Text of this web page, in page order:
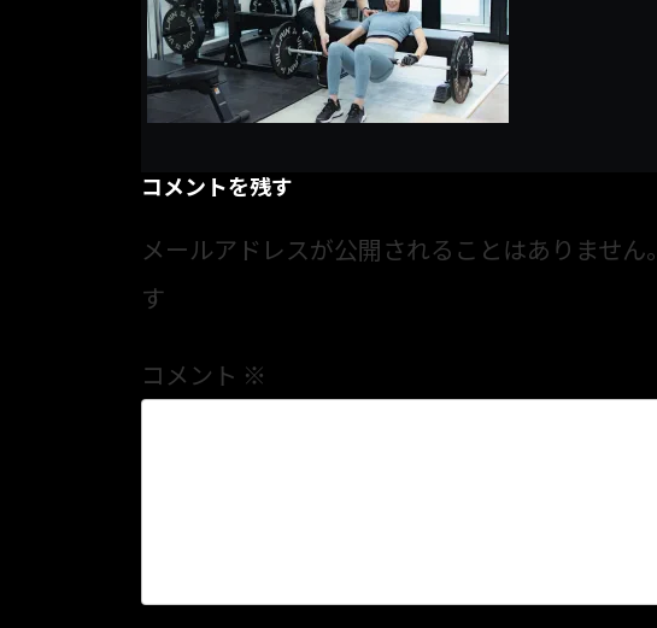
コメントを残す
メールアドレスが公開されることはありません。
す
コメント ※